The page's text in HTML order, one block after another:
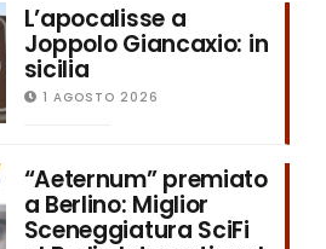
L’apocalisse a
Joppolo Giancaxio: in
sicilia
1 AGOSTO 2026
“Aeternum” premiato
a Berlino: Miglior
Sceneggiatura SciFi